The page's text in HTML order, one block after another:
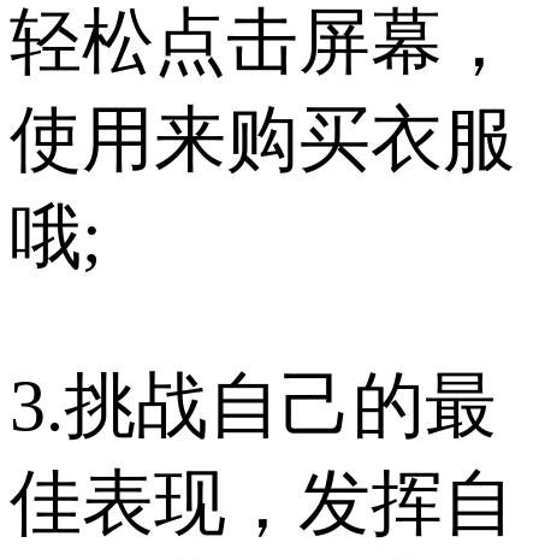
轻松点击屏幕，
使用来购买衣服
哦;
3.挑战自己的最
佳表现，发挥自